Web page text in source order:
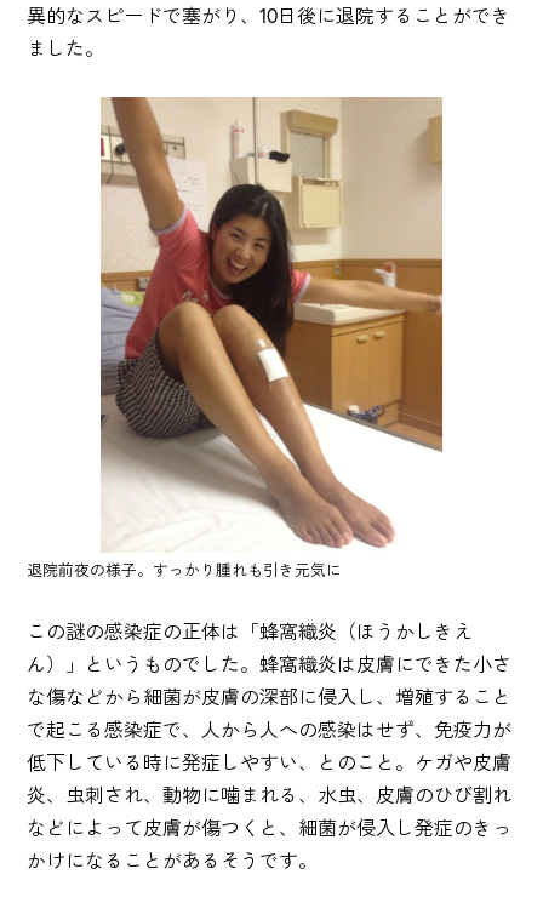
異的なスピードで塞がり、10日後に退院することができ
ました。
退院前夜の様子。すっかり腫れも引き元気に
この謎の感染症の正体は「蜂窩織炎（ほうかしきえ
ん）」というものでした。蜂窩織炎は皮膚にできた小さ
な傷などから細菌が皮膚の深部に侵入し、増殖すること
で起こる感染症で、人から人への感染はせず、免疫力が
低下している時に発症しやすい、とのこと。ケガや皮膚
炎、虫刺され、動物に噛まれる、水虫、皮膚のひび割れ
などによって皮膚が傷つくと、細菌が侵入し発症のきっ
かけになることがあるそうです。